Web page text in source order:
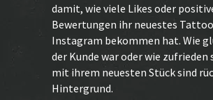
damit, wie viele Likes oder
Bewertungen ihr neuestes
Instagram bekommen hat. Wie
der Kunde war oder wie zufrieden
mit ihrem neuesten Stück sind
Hintergrund.